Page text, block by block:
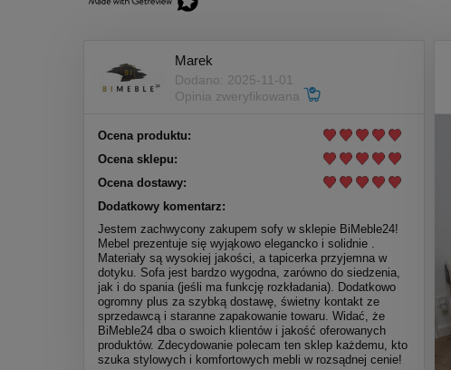
Marek
Dodano: 2025-11-01
Opinia zweryfikowana
Ocena produktu:
Ocena sklepu:
Ocena dostawy:
Dodatkowy komentarz:
Jestem zachwycony zakupem sofy w sklepie BiMeble24!
Mebel prezentuje się wyjąkowo elegancko i solidnie .
Materiały są wysokiej jakości, a tapicerka przyjemna w
dotyku. Sofa jest bardzo wygodna, zarówno do siedzenia,
jak i do spania (jeśli ma funkcję rozkładania). Dodatkowo
ogromny plus za szybką dostawę, świetny kontakt ze
sprzedawcą i staranne zapakowanie towaru. Widać, że
BiMeble24 dba o swoich klientów i jakość oferowanych
produktów. Zdecydowanie polecam ten sklep każdemu, kto
szuka stylowych i komfortowych mebli w rozsądnej cenie!